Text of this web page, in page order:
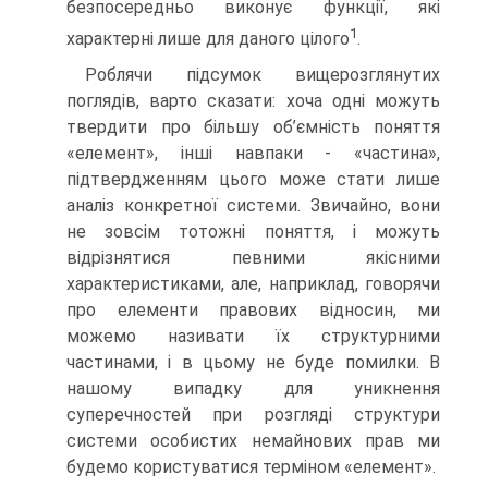
безпосередньо виконує функції, які
характерні лише для даного цілого1.
Роблячи підсумок вищерозглянутих
поглядів, варто сказати: хоча одні можуть
твердити про більшу об’ємність поняття
«елемент», інші навпаки - «частина»,
підтвердженням цього може стати лише
аналіз конкретної системи. Звичайно, вони
не зовсім тотожні поняття, і можуть
відрізнятися певними якісними
характеристиками, але, наприклад, говорячи
про елементи правових відносин, ми
можемо називати їх структурними
частинами, і в цьому не буде помилки. В
нашому випадку для уникнення
суперечностей при розгляді структури
системи особистих немайнових прав ми
будемо користуватися терміном «елемент».